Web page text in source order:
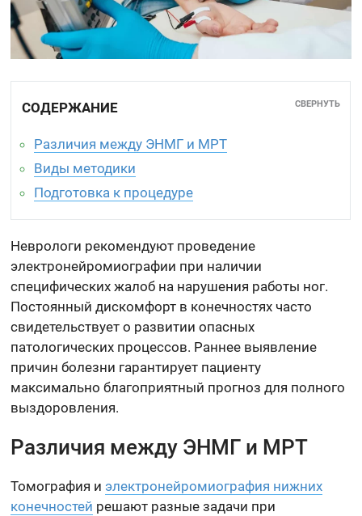
СОДЕРЖАНИЕ СВЕРНУТЬ
Различия между ЭНМГ и МРТ
Виды методики
Подготовка к процедуре
Неврологи рекомендуют проведение
электронейромиографии при наличии
специфических жалоб на нарушения работы ног.
Постоянный дискомфорт в конечностях часто
свидетельствует о развитии опасных
патологических процессов. Раннее выявление
причин болезни гарантирует пациенту
максимально благоприятный прогноз для полного
выздоровления.
Различия между ЭНМГ и МРТ
Томография и электронейромиография нижних
конечностей решают разные задачи при